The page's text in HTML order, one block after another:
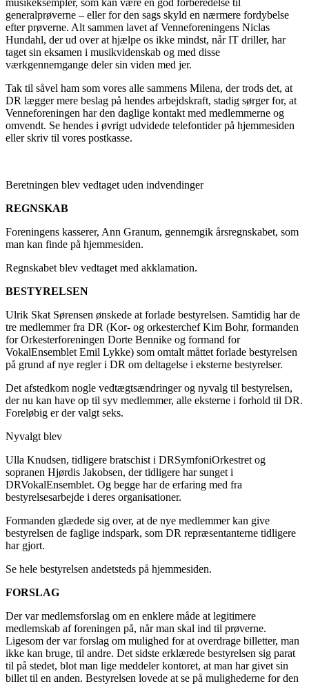
musikeksempler, som kan være en god forberedelse til
generalprøverne – eller for den sags skyld en nærmere fordybelse
efter prøverne. Alt sammen lavet af Venneforeningens Niclas
Hundahl, der ud over at hjælpe os ikke mindst, når IT driller, har
taget sin eksamen i musikvidenskab og med disse
værkgennemgange deler sin viden med jer.
Tak til såvel ham som vores alle sammens Milena, der trods det, at
DR lægger mere beslag på hendes arbejdskraft, stadig sørger for, at
Venneforeningen har den daglige kontakt med medlemmerne og
omvendt. Se hendes i øvrigt udvidede telefontider på hjemmesiden
eller skriv til vores postkasse.
Beretningen blev vedtaget uden indvendinger
REGNSKAB
Foreningens kasserer, Ann Granum, gennemgik årsregnskabet, som
man kan finde på hjemmesiden.
Regnskabet blev vedtaget med akklamation.
BESTYRELSEN
Ulrik Skat Sørensen ønskede at forlade bestyrelsen. Samtidig har de
tre medlemmer fra DR (Kor- og orkesterchef Kim Bohr, formanden
for Orkesterforeningen Dorte Bennike og formand for
VokalEnsemblet Emil Lykke) som omtalt måttet forlade bestyrelsen
på grund af nye regler i DR om deltagelse i eksterne bestyrelser.
Det afstedkom nogle vedtægtsændringer og nyvalg til bestyrelsen,
der nu kan have op til syv medlemmer, alle eksterne i forhold til DR.
Foreløbig er der valgt seks.
Nyvalgt blev
Ulla Knudsen, tidligere bratschist i DRSymfoniOrkestret og
sopranen Hjørdis Jakobsen, der tidligere har sunget i
DRVokalEnsemblet. Og begge har de erfaring med fra
bestyrelsesarbejde i deres organisationer.
Formanden glædede sig over, at de nye medlemmer kan give
bestyrelsen de faglige indspark, som DR repræsentanterne tidligere
har gjort.
Se hele bestyrelsen andetsteds på hjemmesiden.
FORSLAG
Der var medlemsforslag om en enklere måde at legitimere
medlemskab af foreningen på, når man skal ind til prøverne.
Ligesom der var forslag om mulighed for at overdrage billetter, man
ikke kan bruge, til andre. Det sidste erklærede bestyrelsen sig parat
til på stedet, blot man lige meddeler kontoret, at man har givet sin
billet til en anden. Bestyrelsen lovede at se på mulighederne for den